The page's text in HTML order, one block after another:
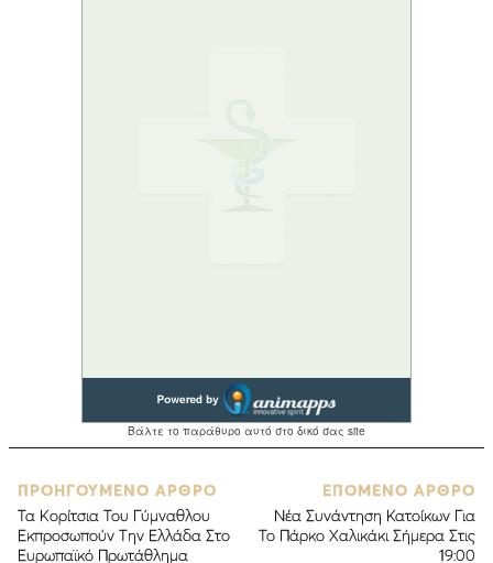
ΠΡΟΗΓΟΥΜΕΝΟ ΑΡΘΡΟ
Τα Κορίτσια Του Γύμναθλου
Εκπροσωπούν Την Ελλάδα Στο
Ευρωπαϊκό Πρωτάθλημα
ΕΠΟΜΕΝΟ ΑΡΘΡΟ
Νέα Συνάντηση Κατοίκων Για
Το Πάρκο Χαλικάκι Σήμερα Στις
19:00